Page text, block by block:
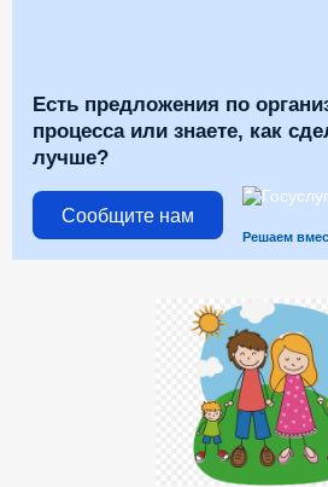
Есть предложения по
процесса или знаете, как
лучше?
Сообщите нам
Решаем